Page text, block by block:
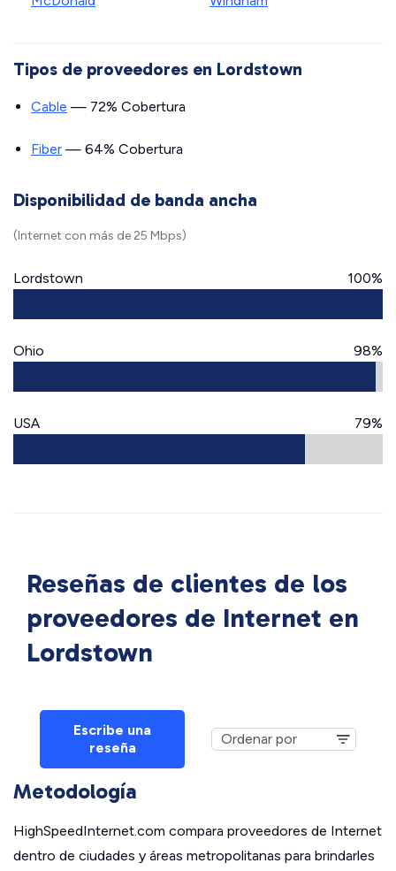
Tipos de proveedores en Lordstown
Cable — 72% Cobertura
Fiber — 64% Cobertura
Disponibilidad de banda ancha
(Internet con más de 25 Mbps)
Lordstown 100%
Ohio 98%
USA 79%
Reseñas de clientes de los
proveedores de Internet en
Lordstown
Escribe una
reseña
Metodología
HighSpeedInternet.com compara proveedores de Internet
dentro de ciudades y áreas metropolitanas para brindarles